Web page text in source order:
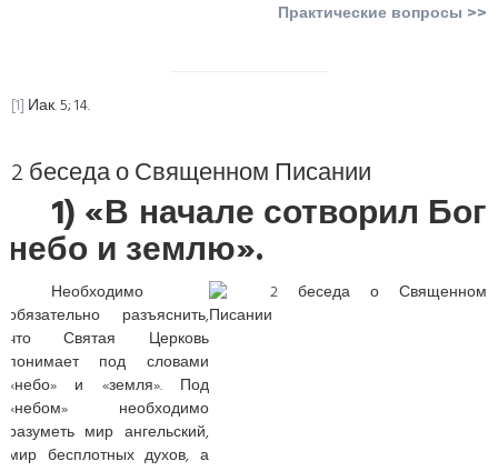
Практические вопросы >>
[1] Иак. 5; 14.
2 беседа о Священном Писании
1) «В начале сотворил Бог
небо и землю».
Необходимо
обязательно разъяснить,
что Святая Церковь
понимает под словами
«небо» и «земля». Под
«небом» необходимо
разуметь мир ангельский,
мир бесплотных духов, а